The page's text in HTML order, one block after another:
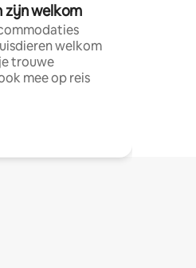
zijn welkom
welkom
trouwe
mee op reis